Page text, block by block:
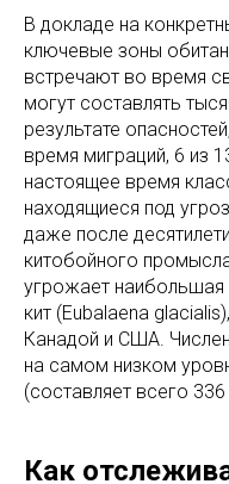
В докладе на
ключевые зоны
встречают во время
могут составлять
результате
время миграций, 6 из
настоящее время
находящиеся под
даже после
китобойного
угрожает наибольшая
кит (Eubalaena
Канадой и США.
на самом низком
(составляет всего
Как